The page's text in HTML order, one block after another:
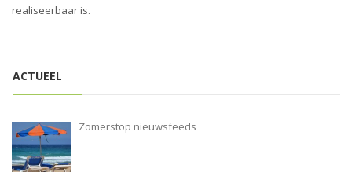
realiseerbaar is.
ACTUEEL
Zomerstop nieuwsfeeds